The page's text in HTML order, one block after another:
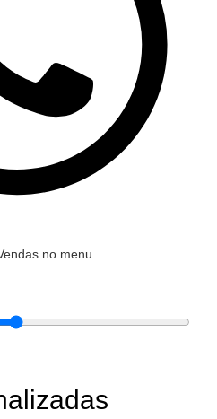
no menu